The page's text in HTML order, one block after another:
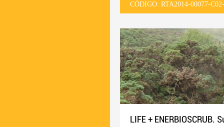
CÓDIGO: RTA2014-00077-
LIFE +